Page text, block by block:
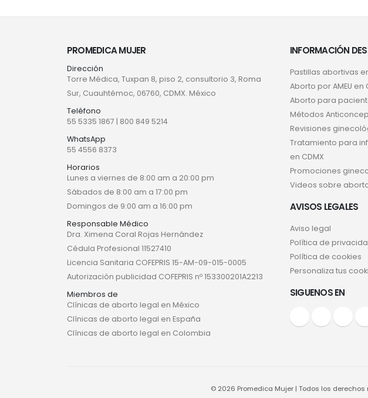
PROMEDICA MUJER
Dirección
Torre Médica, Tuxpan 8, piso 2, consultorio 3, Roma
Sur, Cuauhtémoc, 06760, CDMX. México
Teléfono
55 5335 1867 | 800 849 5214
WhatsApp
55 4556 8373
Horarios
Lunes a viernes de 8:00 am a 20:00 pm
Sábados de 8:00 am a 17:00 pm
Domingos de 9:00 am a 16:00 pm
Responsable Médico
Dra. Ximena Coral Rojas Hernández
Cédula Profesional 11527410
Licencia Sanitaria COFEPRIS 15-AM-09-015-0005
Autorización publicidad COFEPRIS nº 153300201A2213
Miembros de
Clínicas de aborto legal en México
Clínicas de aborto legal en España
Clínicas de aborto legal en Colombia
INFORMACIÓN
Pastillas abortivas
Aborto por AMEU en
Aborto para
Métodos
Revisiones
Tratamiento para
en CDMX
Promociones
Videos sobre
AVISOS LEGALES
Aviso legal
Política de
Política de cookies
Personaliza tus
SIGUENOS EN
© 2026 Promedica Mujer | Todos los